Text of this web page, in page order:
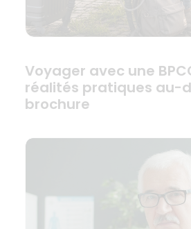
Voyager avec une
réalités pratiques au-
brochure